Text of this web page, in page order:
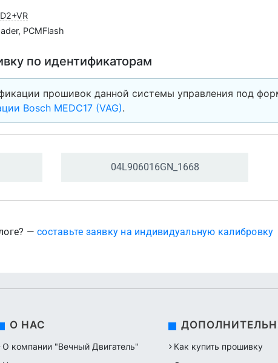
, PCMFlash
по идентификаторам
прошивок данной системы управления под
Bosch MEDC17 (VAG).
04L906016GN_ 1668
— составьте заявку на индивидуальную калибровку
О НАС
О компании "Вечный Двигатель"
Как купить прошивку